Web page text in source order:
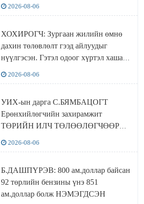
2026-08-06
ХОХИРОГЧ: Зургаан жилийн өмнө
дахин төлөвлөлт гээд айлуудыг
нүүлгэсэн. Гэтэл одоог хүртэл хашаа
байшин ч байхгүй, орон сууц ч
байхгүй хаана амьдрахаа мэдэхгүй явж
2026-08-06
УИХ-ын дарга С.БЯМБАЦОГТ
Ерөнхийлөгчийн захирамжит
ТӨРИЙН ИЛЧ ТӨЛӨӨЛӨГЧӨӨР
Сутай хайрханы тахилгад оролцжээ
2026-08-06
Б.ДАШПҮРЭВ: 800 ам.доллар байсан
92 төрлийн бензины үнэ 851
ам.доллар болж НЭМЭГДСЭН